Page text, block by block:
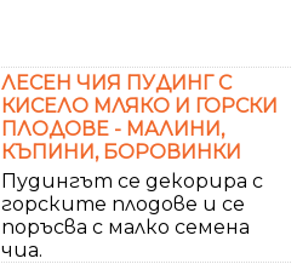
ЛЕСЕН ЧИЯ ПУДИНГ С
КИСЕЛО МЛЯКО И ГОРСКИ
ПЛОДОВЕ - МАЛИНИ,
КЪПИНИ, БОРОВИНКИ
Пудингът се декорира с
горските плодове и се
поръсва с малко семена
чиа.